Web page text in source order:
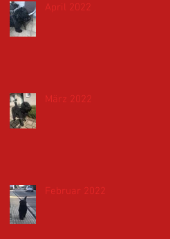
April 2022
März 2022
Februar 2022